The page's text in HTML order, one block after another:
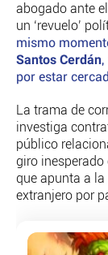
LUGARES
AUTORES
SERVICIOS
CLUB PD
ENLACES
MEDIOS
EDICIONES
abogado ante
un ‘revuelo’
mismo
Santos Cerdán,
por estar
La trama de
investiga
público
giro
que apunta a la
extranjero por